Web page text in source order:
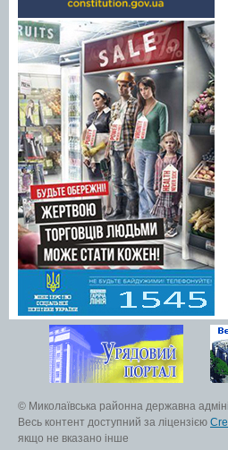
© Миколаївська районна державна
Весь контент доступний за ліцензією
якщо не вказано інше